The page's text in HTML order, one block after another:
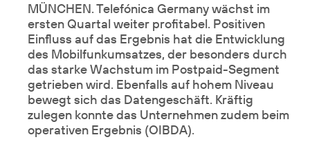
MÜNCHEN. Telefónica Germany wächst im
ersten Quartal weiter profitabel. Positiven
Einfluss auf das Ergebnis hat die Entwicklung
des Mobilfunkumsatzes, der besonders durch
das starke Wachstum im Postpaid-Segment
getrieben wird. Ebenfalls auf hohem Niveau
bewegt sich das Datengeschäft. Kräftig
zulegen konnte das Unternehmen zudem beim
operativen Ergebnis (OIBDA).